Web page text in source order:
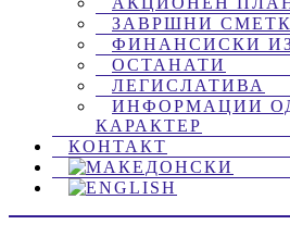
ЗАВРШНИ
ФИНАНСИСКИ
ОСТАНАТИ
ЛЕГИСЛАТИВА
ИНФОРМАЦИИ
КАРАКТЕР
КОНТАКТ